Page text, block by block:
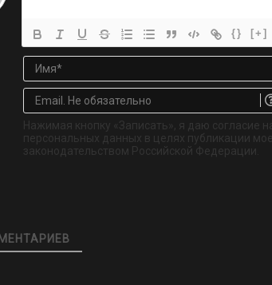
{} [+]
Нажимая кнопку «Записать», я даю согласие
персональных данных в целях публикации
законодательством Российской Федерации.